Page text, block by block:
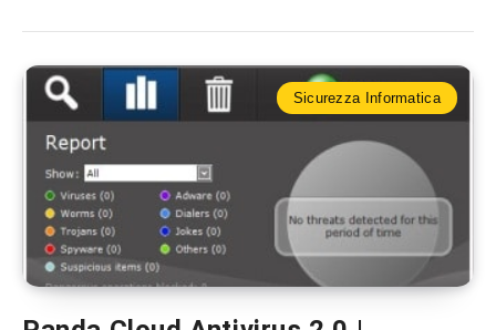
Sicurezza Informatica